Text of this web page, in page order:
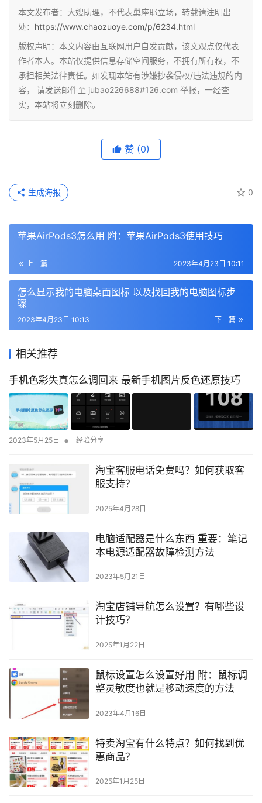
本文发布者：大嫂助理，不代表巢座耶立场，转载请注明出
处： https://www.chaozuoye.com/p/6234.html
版权声明：本文内容由互联网用户自发贡献，该文观点仅代表
作者本人。本站仅提供信息存储空间服务，不拥有所有权，不
承担相关法律责任。如发现本站有涉嫌抄袭侵权/违法违规的内
容， 请发送邮件至 jubao226688#126.com 举报，一经查
实，本站将立刻删除。
赞 (0)
0
生成海报
苹果AirPods3怎么用 附：苹果AirPods3使用技巧
上一篇 2023年4月23日 10:11
怎么显示我的电脑桌面图标 以及找回我的电脑图标步
骤
下一篇
2023年4月23日 10:13
相关推荐
手机色彩失真怎么调回来 最新手机图片反色还原技巧
2023年5月25日 • 经验分享
淘宝客服电话免费吗？如何获取客
服支持？
2025年4月28日
电脑适配器是什么东西 重要：笔记
本电源适配器故障检测方法
2023年5月21日
淘宝店铺导航怎么设置？有哪些设
计技巧？
2025年1月22日
鼠标设置怎么设置好用 附：鼠标调
整灵敏度也就是移动速度的方法
2023年4月16日
特卖淘宝有什么特点？如何找到优
惠商品？
2025年1月25日